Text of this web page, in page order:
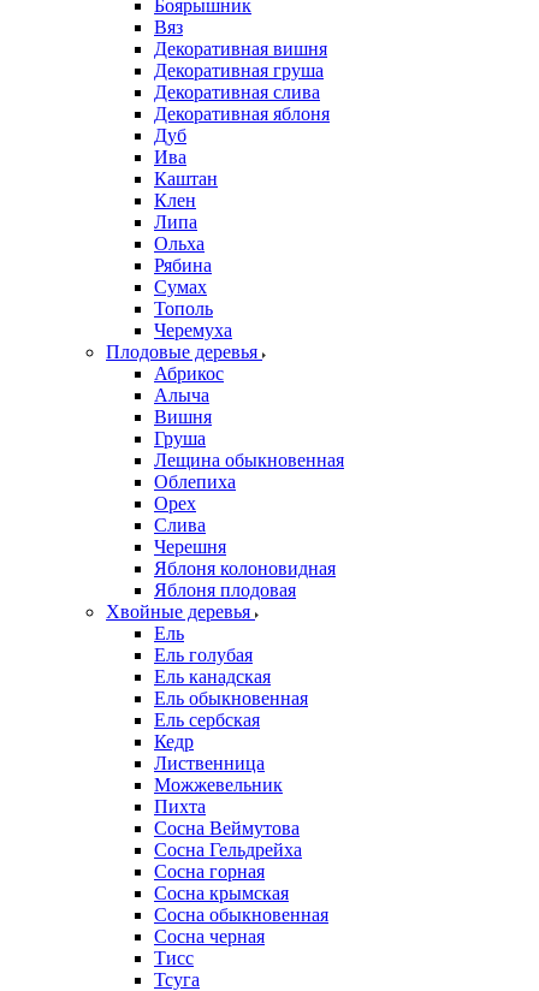
Боярышник
Вяз
Декоративная вишня
Декоративная груша
Декоративная слива
Декоративная яблоня
Дуб
Ива
Каштан
Клен
Липа
Ольха
Рябина
Сумах
Тополь
Черемуха
Плодовые деревья
Абрикос
Алыча
Вишня
Груша
Лещина обыкновенная
Облепиха
Орех
Слива
Черешня
Яблоня колоновидная
Яблоня плодовая
Хвойные деревья
Ель
Ель голубая
Ель канадская
Ель обыкновенная
Ель сербская
Кедр
Лиственница
Можжевельник
Пихта
Сосна Веймутова
Сосна Гельдрейха
Сосна горная
Сосна крымская
Сосна обыкновенная
Сосна черная
Тисс
Тсуга